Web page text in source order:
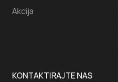
KONTAKTIRAJTE NAS
Akcija